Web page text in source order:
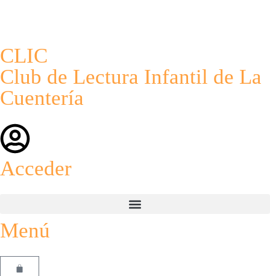
CLIC
Club de Lectura Infantil de La
Cuentería
Acceder
Menú